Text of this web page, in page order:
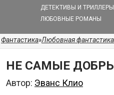
ДЕТЕКТИВЫ И ТРИЛЛЕРЫ
ЛЮБОВНЫЕ РОМАНЫ
Фантастика»Любовная фантастика
НЕ САМЫЕ
Автор: Эванс Клио